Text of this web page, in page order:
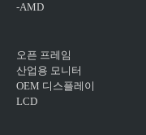
-AMD
오픈 프레임
산업용 모니터
OEM 디스플레이
LCD